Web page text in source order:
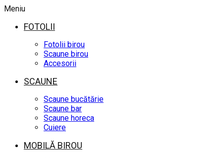
Meniu
FOTOLII
Fotolii birou
Scaune birou
Accesorii
SCAUNE
Scaune bucătărie
Scaune bar
Scaune horeca
Cuiere
MOBILĂ BIROU